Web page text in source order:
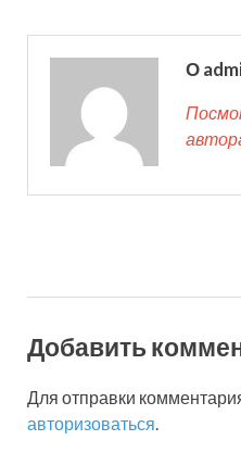
О
Добавить
Для отправки
авторизоваться.